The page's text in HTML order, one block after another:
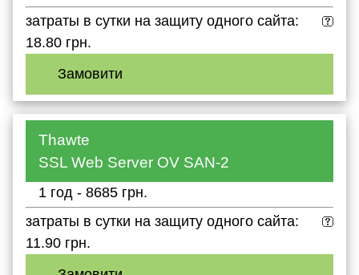
затраты в сутки на защиту одного сайта:
18.80 грн.
Замовити
Thawte
SSL Web Server OV SAN-2
1 год - 8685 грн.
затраты в сутки на защиту одного сайта:
11.90 грн.